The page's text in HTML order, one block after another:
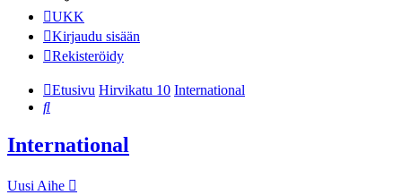
UKK
Kirjaudu sisään
Rekisteröidy
Etusivu Hirvikatu 10 International
Etsi
International
Uusi Aihe